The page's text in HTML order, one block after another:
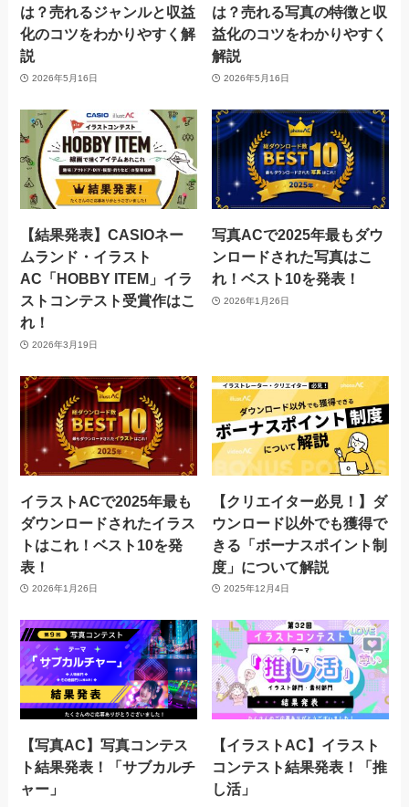
は？売れるジャンルと収益
化のコツをわかりやすく解
説
2026年5月16日
は？売れる写真の特徴と収
益化のコツをわかりやすく
解説
2026年5月16日
【結果発表】CASIOネー
ムランド・イラスト
AC「HOBBY ITEM」イラ
ストコンテスト受賞作はこ
れ！
2026年3月19日
写真ACで2025年最もダウ
ンロードされた写真はこ
れ！ベスト10を発表！
2026年1月26日
イラストACで2025年最も
ダウンロードされたイラス
トはこれ！ベスト10を発
表！
2026年1月26日
【クリエイター必見！】ダ
ウンロード以外でも獲得で
きる「ボーナスポイント制
度」について解説
2025年12月4日
【写真AC】写真コンテス
ト結果発表！「サブカルチ
ャー」
【イラストAC】イラスト
コンテスト結果発表！「推
し活」